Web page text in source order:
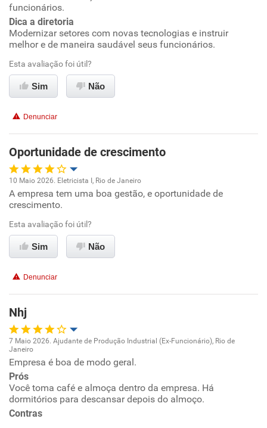
Conciliação com a vida familiar
Benefícios
Recomenda esta empresa
Recomenda a diretoria
funcionários.
Dica a diretoria
Modernizar setores com novas tecnologias e instruir
melhor e de maneira saudável seus funcionários.
Esta avaliação foi útil?
Sim Não
Denunciar
Oportunidade de crescimento
Oportunidade de promoção
Ambiente de trabalho
Conciliação com a vida familiar
Recomenda a diretoria
10 Maio 2026. Eletricista I, Rio de Janeiro
A empresa tem uma boa gestão, e oportunidade de
crescimento.
Esta avaliação foi útil?
Sim Não
Denunciar
Nhj
Oportunidade de promoção
Ambiente de trabalho
Conciliação com a vida familiar
7 Maio 2026. Ajudante de Produção Industrial (Ex-Funcionário), Rio de
Janeiro
Empresa é boa de modo geral.
Prós
Você toma café e almoça dentro da empresa. Há
dormitórios para descansar depois do almoço.
Contras